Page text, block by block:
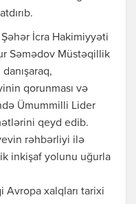
Şəhər İcra Hakimiyyəti
Səmədov Müstəqillik
qorunması və
Ümummilli Lider
qeyd edib.
rəhbərliyi ilə
inkişaf yolunu uğurla
Avropa xalqları tarixi